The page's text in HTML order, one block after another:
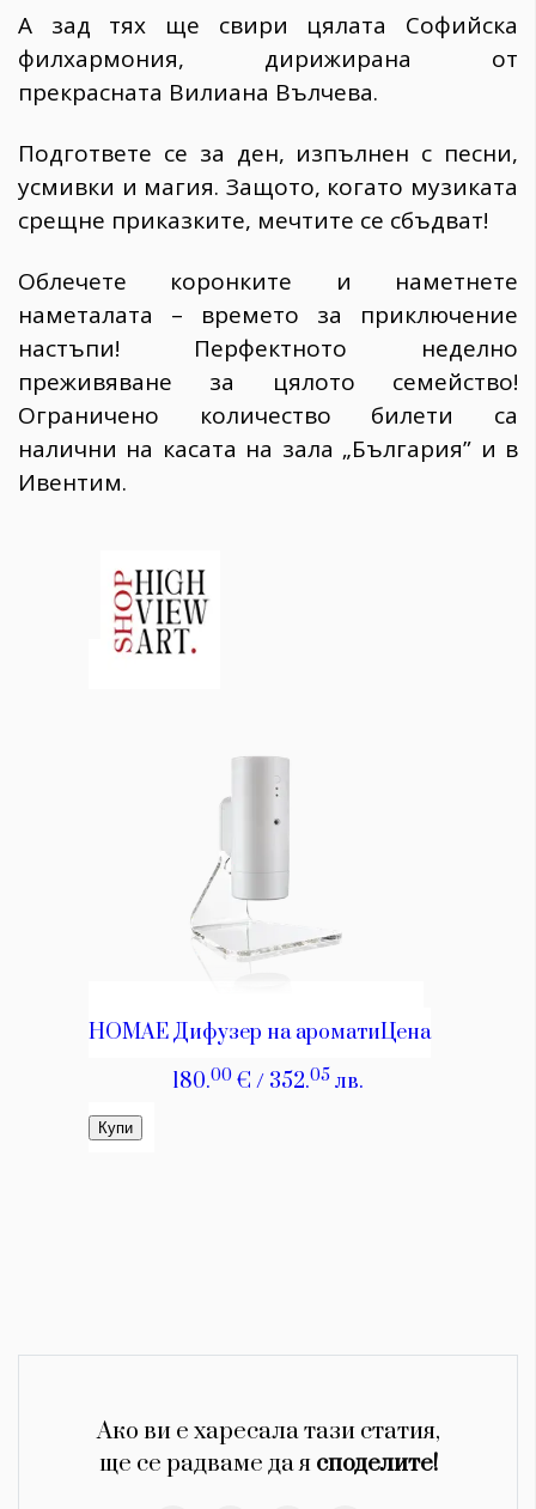
А зад тях ще свири цялата Софийска
филхармония, дирижирана от
прекрасната Вилиана Вълчева.
Подгответе се за ден, изпълнен с песни,
усмивки и магия. Защото, когато музиката
срещне приказките, мечтите се сбъдват!
Облечете коронките и наметнете
наметалата – времето за приключение
настъпи! Перфектното неделно
преживяване за цялото семейство!
Ограничено количество билети са
налични на касата на зала „България” и в
Ивентим.
Ако ви е харесала тази статия,
ще се радваме да я споделите!